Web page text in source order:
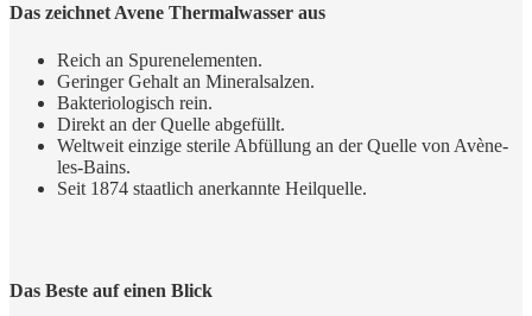
Das zeichnet Avene Thermalwasser aus
Reich an Spurenelementen.
Geringer Gehalt an Mineralsalzen.
Bakteriologisch rein.
Direkt an der Quelle abgefüllt.
Weltweit einzige sterile Abfüllung an der Quelle von Avène-
les-Bains.
Seit 1874 staatlich anerkannte Heilquelle.
Das Beste auf einen Blick